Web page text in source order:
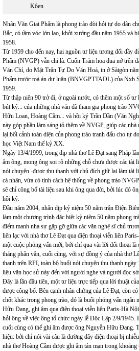
Kôen
Nhân Văn Giai Phẩm là phong trào đòi hỏi tự do dân
Bắc, có tầm vóc lớn lao, khởi xướng đầu năm 1955 và
1958.
Từ 1959 cho đến nay, hai nguồn tư liệu tương đối đầy
Phẩm (NVGP) vẫn chỉ là: Cuốn Trăm hoa đua nở trên
Văn Chí, do Mặt Trận Tự Do Văn Hoá, in ở Sàigòn
Phẩm trước toà án dư luận (BNVGPTTADL) của Nxb
1959.
Từ thập niên 90 trở đi, ở ngoài nước, có thêm một số
bút ký... của những nhà văn đã tham gia phong trào
Hữu Loan, Hoàng Cầm... và hồi ký Trần Dần (Văn
này góp phần làm sáng tỏ thêm về NVGP, giúp các
lại bối cảnh toàn diện của phong trào tranh đấu cho tự
học Việt Nam thế kỷ XX.
Ngày 13/4/1999, trong dịp nhà thơ Lê Đạt sang Pháp
âm ông, mong ông soi rõ những chỗ chưa được các tài
nói chuyện -được thu thanh với chủ đích giữ lại làm tài
cá nhân, vừa có tính cách hệ thống về phong trào
sẽ chỉ công bố tài liệu sau khi ông qua đời, bởi lúc đó
hồi ký.
Đầu năm 2004, nhân dịp kỷ niệm 50 năm trận Điện
làm một chương trình đặc biệt kỷ niệm 50 năm phong
điểm manh nha sự gặp gỡ giữa các văn nghệ sĩ chủ
liên lạc với nhà thơ Lê Đạt qua điện thoại viễn liên
một cuộc phỏng vấn mới, bởi chỉ qua vài lời đối thoại là
tháng phân vân, cuối cùng, với sự đồng ý của nhà thơ
thanh trên RFI, toàn bộ buổi nói chuyện thu thanh ngày
liệu văn học sử này đến với người nghe và người đọc
Đây là lần đầu tiên, một tư liệu trực tiếp qua lời thuật
được công bố. Bên cạnh nhân chứng của Lê Đạt, còn
chốt khác trong phong trào, đó là buổi phỏng vấn ngắn
Hữu Đang, ghi âm qua điện thoại viễn liên Paris-Hà
hỏi ông về việc ông tổ chức ngày lễ Độc Lập 2/9/1945.
cuối cùng có thể ghi âm được ông Nguyễn Hữu Đang.
hiệu: bởi chỉ nói vài câu là đường dây điện thoại bị
nhà thơ Hoàng Cầm được ghi âm tản mạn trong